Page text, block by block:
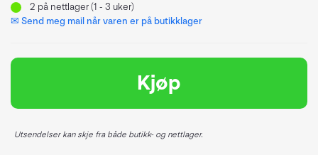
2 på nettlager (1 - 3 uker)
✉ Send meg mail når varen er på butikklager
Kjøp
Utsendelser kan skje fra både butikk- og nettlager.